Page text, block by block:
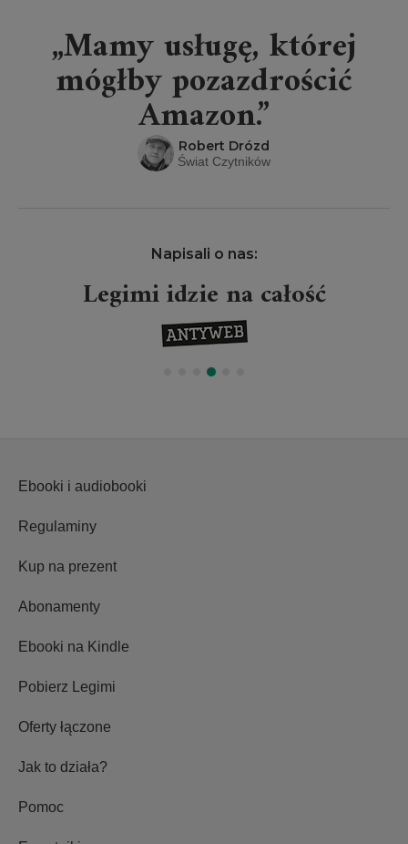
„Mamy usługę, której
mógłby pozazdrościć
Amazon.”
Robert Drózd
Świat Czytników
Napisali o nas:
Legimi idzie na całość
Ebooki i audiobooki
Regulaminy
Kup na prezent
Abonamenty
Ebooki na Kindle
Pobierz Legimi
Oferty łączone
Jak to działa?
Pomoc